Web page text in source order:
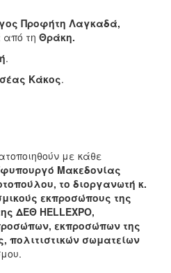
Προφήτη Λαγκαδά,
από τη Θράκη.
.
Κάκος.
με κάθε
Μακεδονίας
το διοργανωτή κ.
εκπροσώπους της
ΔΕΘ HELLEXPO,
εκπροσώπων της
πολιτιστικών σωματείων